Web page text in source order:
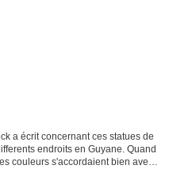
a écrit concernant ces statues de
endroits en Guyane. Quand
couleurs s'accordaient bien avec